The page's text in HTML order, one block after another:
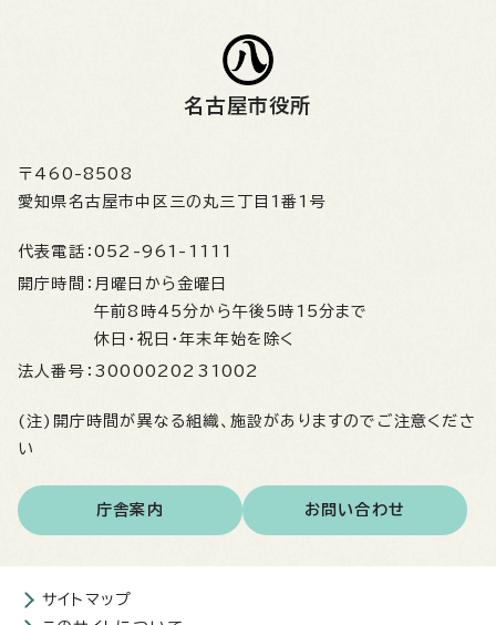
名古屋市役所
〒460-8508
愛知県名古屋市中区三の丸三丁目1番1号
代表電話： 052-961-1111
開庁時間： 月曜日から金曜日
午前8時45分から午後5時15分まで
休日・祝日・年末年始を除く
法人番号： 3000020231002
(注)開庁時間が異なる組織、施設がありますのでご注意くださ
い
庁舎案内 お問い合わせ
サイトマップ